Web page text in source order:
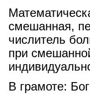
смешанная,
числитель
при
В грамоте: